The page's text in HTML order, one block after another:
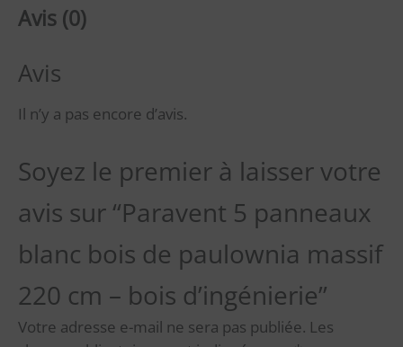
Avis (0)
Avis
Il n’y a pas encore d’avis.
Soyez le premier à laisser votre
avis sur “Paravent 5 panneaux
blanc bois de paulownia massif
220 cm – bois d’ingénierie”
Votre adresse e-mail ne sera pas publiée. Les